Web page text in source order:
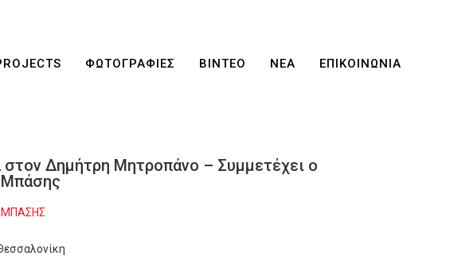
ΦΩΤΟΓΡΑΦΙΕΣ ΒΙΝΤΕΟ ΝΕΑ ΕΠΙΚΟΙΝΩΝΙΑ
Δημήτρη Μητροπάνο – Συμμετέχει ο